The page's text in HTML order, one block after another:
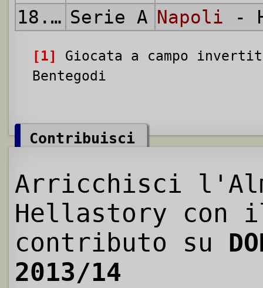
18.05.2014 Serie A Napoli -
[1]
Giocata a campo
Bentegodi
Contribuisci
Arricchisci
Hellastory con
contributo su
2013/14